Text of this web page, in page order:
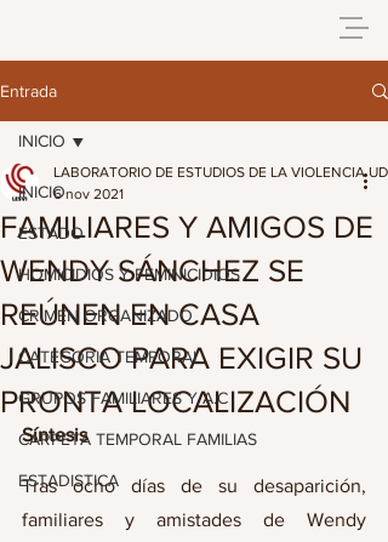
Entrada
INICIO
ESTADO
HOMICIDIOS Y FEMINICIDIOS
CRIMEN ORGANIZADO
CATEGORIA TEMPORAL
GRUPOS FAMILIARES Y A.C
CARPETA TEMPORAL FAMILIAS
ESTADISTICA
INICIO
FAMILIARES Y AMIGOS DE
WENDY SÁNCHEZ SE
REÚNEN EN CASA
JALISCO PARA EXIGIR SU
PRONTA LOCALIZACIÓN
LABORATORIO DE ESTUDIOS DE LA VIOLENCIA
6 nov 2021
Síntesis
Tras ocho días de su desaparición,
familiares y amistades de Wendy